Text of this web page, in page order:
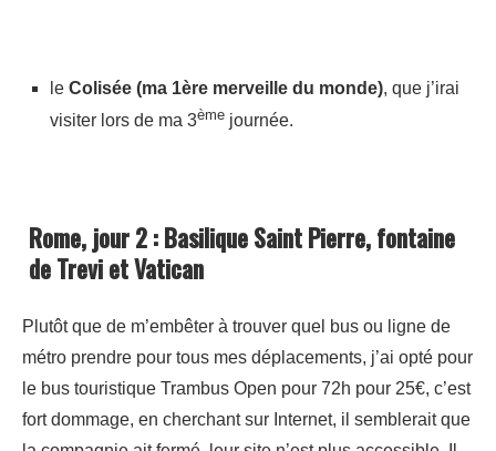
le Colisée (ma 1ère merveille du monde), que j’irai
visiter lors de ma 3ème journée.
Rome, jour 2 : Basilique Saint Pierre, fontaine
de Trevi et Vatican
Plutôt que de m’embêter à trouver quel bus ou ligne de
métro prendre pour tous mes déplacements, j’ai opté pour
le bus touristique Trambus Open pour 72h pour 25€, c’est
fort dommage, en cherchant sur Internet, il semblerait que